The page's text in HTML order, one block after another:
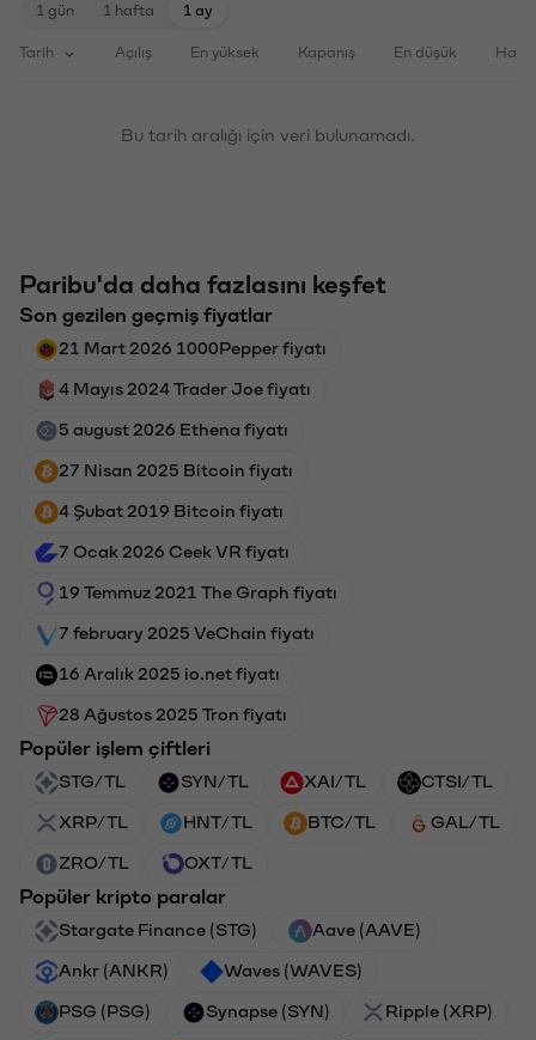
1 gün 1 hafta 1 ay
Tarih Açılış En yüksek Kapanış En düşük
Bu tarih aralığı için veri bulunamadı.
Paribu'da daha fazlasını keşfet
Son gezilen geçmiş fiyatlar
21 Mart 2026 1000Pepper fiyatı
4 Mayıs 2024 Trader Joe fiyatı
5 august 2026 Ethena fiyatı
27 Nisan 2025 Bitcoin fiyatı
4 Şubat 2019 Bitcoin fiyatı
7 Ocak 2026 Ceek VR fiyatı
19 Temmuz 2021 The Graph fiyatı
7 february 2025 VeChain fiyatı
16 Aralık 2025 io.net fiyatı
28 Ağustos 2025 Tron fiyatı
Popüler işlem çiftleri
STG/TL SYN/TL XAI/TL CTSI/TL
XRP/TL HNT/TL BTC/TL GAL/TL
ZRO/TL OXT/TL
Popüler kripto paralar
Stargate Finance (STG) Aave (AAVE)
Ankr (ANKR) Waves (WAVES)
PSG (PSG) Synapse (SYN) Ripple (XRP)